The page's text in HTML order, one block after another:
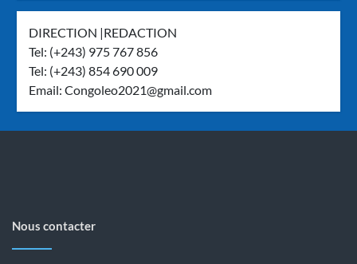
DIRECTION |REDACTION
Tel: (+243) 975 767 856
Tel: (+243) 854 690 009
Email:Congoleo2021@gmail.com
Nous contacter